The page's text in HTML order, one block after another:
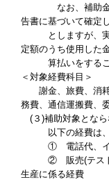
なお、補助金に
告書に基づいて確定
としますが、実施
定額のうち使用した
算払いをするこ
＜対象経費科目＞
謝金、旅費、消耗
務費、通信運搬費、
( ３ )補助対象とな
以下の経費は、
① 電話代、イン
② 販売(テス
生産に係る経費